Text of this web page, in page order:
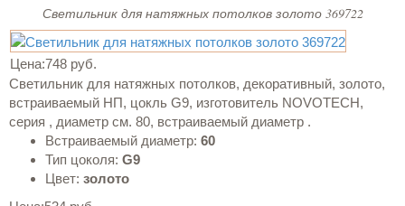
Светильник для натяжных потолков золото 369722
Цена:748 руб.
Светильник для натяжных потолков, декоративный, золото,
встраиваемый НП, цокль G9, изготовитель NOVOTECH,
серия , диаметр см. 80, встраиваемый диаметр .
Встраиваемый диаметр: 60
Тип цоколя: G9
Цвет: золото